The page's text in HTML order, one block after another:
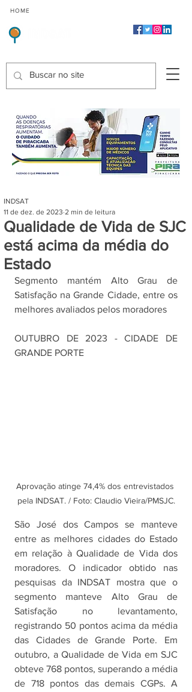
HOME
Qualidade de Vida de SJC
está acima da média do
Estado
INDSAT
11 de dez. de 2023 2 min de leitura
Segmento mantém Alto Grau de
Satisfação na Grande Cidade, entre os
melhores avaliados pelos moradores
OUTUBRO DE 2023 - CIDADE DE
GRANDE PORTE
Aprovação atinge 74,4% dos entrevistados
pela INDSAT. / Foto: Claudio Vieira/PMSJC.
São José dos Campos se manteve
entre as melhores cidades do Estado
em relação à Qualidade de Vida dos
moradores. O indicador obtido nas
pesquisas da INDSAT mostra que o
segmento manteve Alto Grau de
Satisfação no levantamento,
registrando 50 pontos acima da média
das Cidades de Grande Porte. Em
outubro, a Qualidade de Vida em SJC
obteve 768 pontos, superando a média
de 718 pontos das demais CGPs. A